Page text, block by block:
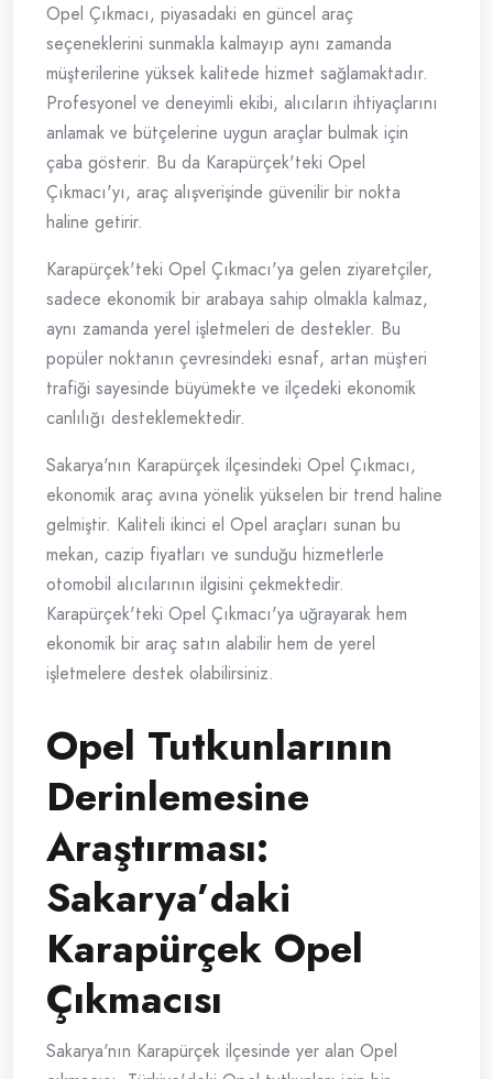
Opel Çıkmacı, piyasadaki en güncel araç
seçeneklerini sunmakla kalmayıp aynı zamanda
müşterilerine yüksek kalitede hizmet sağlamaktadır.
Profesyonel ve deneyimli ekibi, alıcıların ihtiyaçlarını
anlamak ve bütçelerine uygun araçlar bulmak için
çaba gösterir. Bu da Karapürçek'teki Opel
Çıkmacı'yı, araç alışverişinde güvenilir bir nokta
haline getirir.
Karapürçek'teki Opel Çıkmacı'ya gelen ziyaretçiler,
sadece ekonomik bir arabaya sahip olmakla kalmaz,
aynı zamanda yerel işletmeleri de destekler. Bu
popüler noktanın çevresindeki esnaf, artan müşteri
trafiği sayesinde büyümekte ve ilçedeki ekonomik
canlılığı desteklemektedir.
Sakarya'nın Karapürçek ilçesindeki Opel Çıkmacı,
ekonomik araç avına yönelik yükselen bir trend haline
gelmiştir. Kaliteli ikinci el Opel araçları sunan bu
mekan, cazip fiyatları ve sunduğu hizmetlerle
otomobil alıcılarının ilgisini çekmektedir.
Karapürçek'teki Opel Çıkmacı'ya uğrayarak hem
ekonomik bir araç satın alabilir hem de yerel
işletmelere destek olabilirsiniz.
Opel Tutkunlarının
Derinlemesine
Araştırması:
Sakarya’daki
Karapürçek Opel
Çıkmacısı
Sakarya'nın Karapürçek ilçesinde yer alan Opel